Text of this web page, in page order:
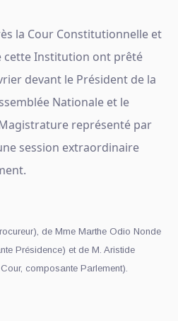
la Cour Constitutionnelle et
cette Institution ont prêté
devant le Président de la
Nationale et le
représenté par
session extraordinaire
de Mme Marthe Odio Nonde
Présidence) et de M. Aristide
composante Parlement).